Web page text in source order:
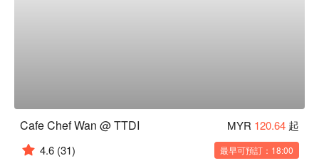
Cafe Chef Wan @ TTDI MYR 120.64 起
4.6 (31) 最早可預訂：18:00